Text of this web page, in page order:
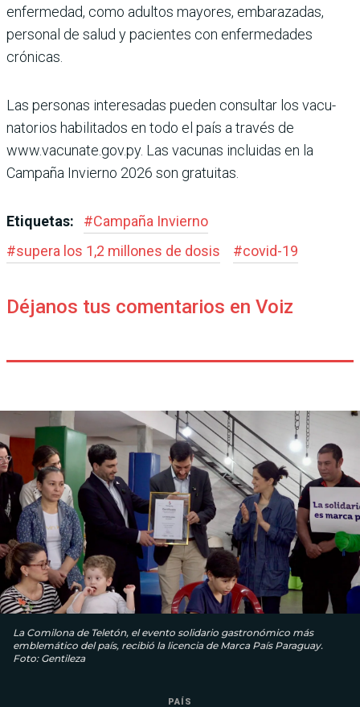
enfermedad, como adultos mayores, embara­zadas,
personal de salud y pacientes con enfermeda­des
crónicas.
Las personas interesadas pueden consultar los vacu­
natorios habilitados en todo el país a través de
www.vacunate.gov.py. Las vacu­nas incluidas en la
Campaña Invierno 2026 son gratuitas.
Etiquetas: #Campaña Invierno
#supera los 1,2 millones de dosis #covid-19
Déjanos tus comentarios en Voiz
La Comilona de Teletón, el evento solidario gastronómico más
emblemático del país, recibió la licencia de Marca País Paraguay.
Foto: Gentileza
PAÍS